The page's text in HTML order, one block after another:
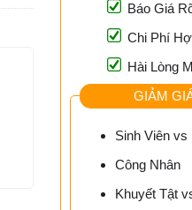
Báo Giá
Chi Phí
Hài Lòng
GIẢM
Sinh Viên vs
Công Nhân
Khuyết Tật